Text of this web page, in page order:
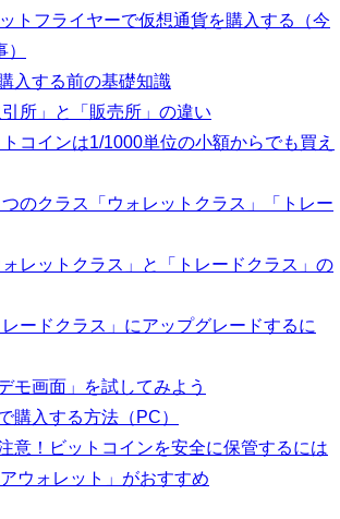
トフライヤーで仮想通貨を購入する（今
入する前の基礎知識
引所」と「販売所」の違い
トコインは1/1000単位の小額からでも買え
のクラス「ウォレットクラス」「トレー
ォレットクラス」と「トレードクラス」の
レードクラス」にアップグレードするに
モ画面」を試してみよう
購入する方法（PC）
意！ビットコインを安全に保管するには
アウォレット」がおすすめ